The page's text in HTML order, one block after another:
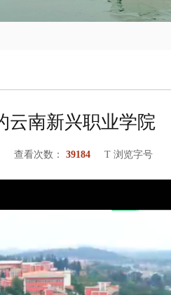
云南新兴职业学院
查看次数： 39184 T 浏览字号